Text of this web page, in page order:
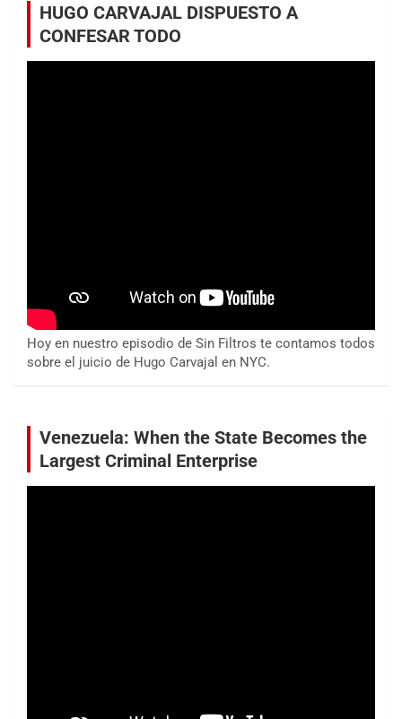
HUGO CARVAJAL DISPUESTO A
CONFESAR TODO
Hoy en nuestro episodio de Sin Filtros te contamos todos
sobre el juicio de Hugo Carvajal en NYC.
Venezuela: When the State Becomes the
Largest Criminal Enterprise